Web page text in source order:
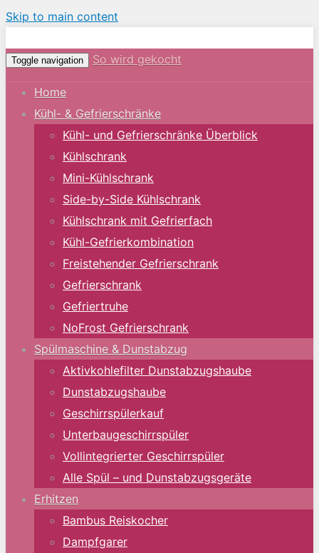
Skip to main content
Toggle navigation So wird gekocht
Home
Kühl- & Gefrierschränke
Kühl- und Gefrierschränke Überblick
Kühlschrank
Mini-Kühlschrank
Side-by-Side Kühlschrank
Kühlschrank mit Gefrierfach
Kühl-Gefrierkombination
Freistehender Gefrierschrank
Gefrierschrank
Gefriertruhe
NoFrost Gefrierschrank
Spülmaschine & Dunstabzug
Aktivkohlefilter Dunstabzugshaube
Dunstabzugshaube
Geschirrspülerkauf
Unterbaugeschirrspüler
Vollintegrierter Geschirrspüler
Alle Spül – und Dunstabzugsgeräte
Erhitzen
Bambus Reiskocher
Dampfgarer